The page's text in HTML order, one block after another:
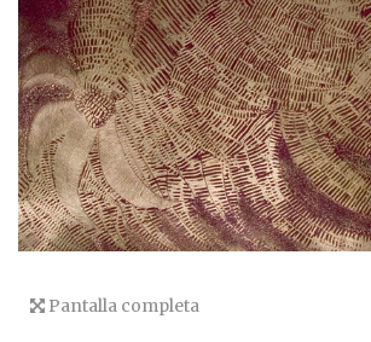
Pantalla completa